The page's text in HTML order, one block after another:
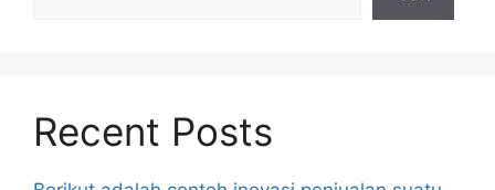
Recent Posts